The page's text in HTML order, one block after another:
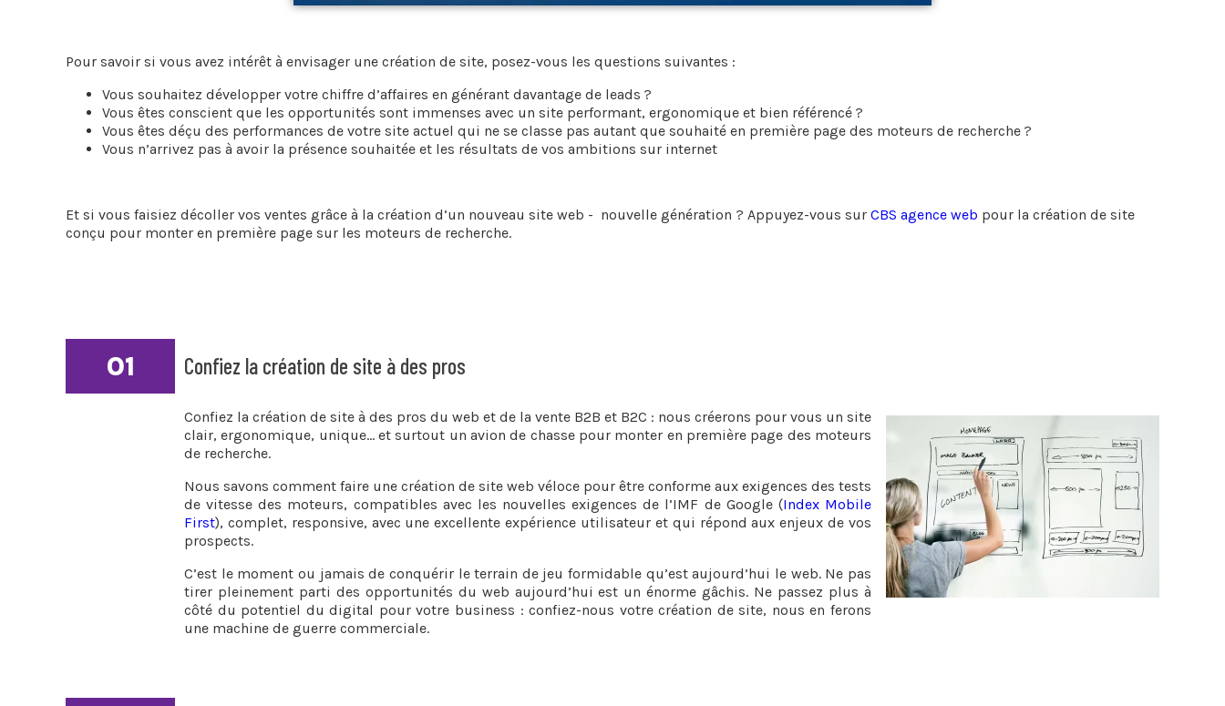
Pour savoir si vous avez intérêt à envisager une création de site, posez-vous les questions suivantes :
Vous souhaitez développer votre chiffre d’affaires en générant davantage de leads ?
Vous êtes conscient que les opportunités sont immenses avec un site performant, ergonomique et bien référencé ?
Vous êtes déçu des performances de votre site actuel qui ne se classe pas autant que souhaité en première page des moteurs de recherche ?
Vous n’arrivez pas à avoir la présence souhaitée et les résultats de vos ambitions sur internet
Et si vous faisiez décoller vos ventes grâce à la création d’un nouveau site web - nouvelle génération ? Appuyez-vous sur CBS agence web pour la création de site
conçu pour monter en première page sur les moteurs de recherche.
01 Confiez la création de site à des pros
Confiez la création de site à des pros du web et de la vente B2B et B2C : nous créerons pour vous un site
clair, ergonomique, unique… et surtout un avion de chasse pour monter en première page des moteurs
de recherche.
Nous savons comment faire une création de site web véloce pour être conforme aux exigences des tests
de vitesse des moteurs, compatibles avec les nouvelles exigences de l’IMF de Google (Index Mobile
First), complet, responsive, avec une excellente expérience utilisateur et qui répond aux enjeux de vos
prospects.
C’est le moment ou jamais de conquérir le terrain de jeu formidable qu’est aujourd’hui le web. Ne pas
tirer pleinement parti des opportunités du web aujourd’hui est un énorme gâchis. Ne passez plus à
côté du potentiel du digital pour votre business : confiez-nous votre création de site, nous en ferons
une machine de guerre commerciale.